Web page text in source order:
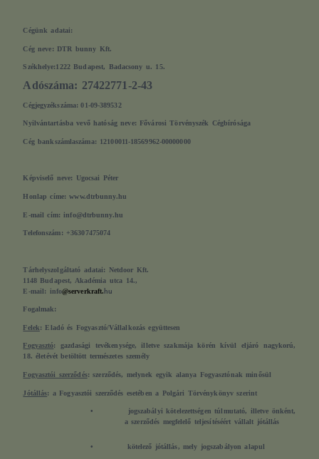
Cégünk adatai:
Cég neve: DTR bunny Kft.
Székhelye:1222 Budapest, Badacsony u. 15.
Adószáma: 27422771-2-43
Cégjegyzékszáma: 01-09-389532
Nyilvántartásba vevő hatóság neve: Fővárosi Törvényszék Cégbírósága
Cég bankszámlaszáma: 12100011-18569962-00000000
Képviselő neve: Ugocsai Péter
Honlap címe:www.dtrbunny.hu
E-mail cím:info@dtrbunny.hu
Telefonszám: +36307475074
Tárhelyszolgáltató adatai:
Netdoor Kft.
1148 Budapest, Akadémia utca 14.,
E-mail: info@serverkraft. hu
Fogalmak:
Felek: Eladó és Fogyasztó/Vállalkozás együttesen
Fogyasztó: gazdasági tevékenysége, illetve szakmája körén kívül eljáró nagykorú,
18. életévét betöltött természetes személy
Fogyasztói szerződés: szerződés, melynek egyik alanya Fogyasztónak minősül
Jótállás: a Fogyasztói szerződés esetében a Polgári Törvénykönyv szerint
•
jogszabályi kötelezettségen túlmutató, illetve önként,
a szerződés megfelelő teljesítéséért vállalt jótállás
• kötelező jótállás, mely jogszabályon alapul